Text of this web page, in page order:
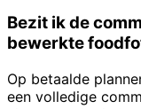
Bezit ik de
bewerkte
Op betaalde
een volledige